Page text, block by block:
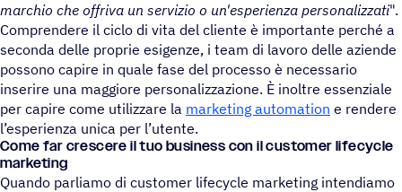
marchio che offriva un servizio o un'esperienza personalizzati".
Comprendere il ciclo di vita del cliente è importante perché a
seconda delle proprie esigenze, i team di lavoro delle aziende
possono capire in quale fase del processo è necessario
inserire una maggiore personalizzazione. È inoltre essenziale
per capire come utilizzare la marketing automation e rendere
l’esperienza unica per l’utente.
Come far crescere il tuo business con il customer lifecycle
marketing
Quando parliamo di customer lifecycle marketing intendiamo